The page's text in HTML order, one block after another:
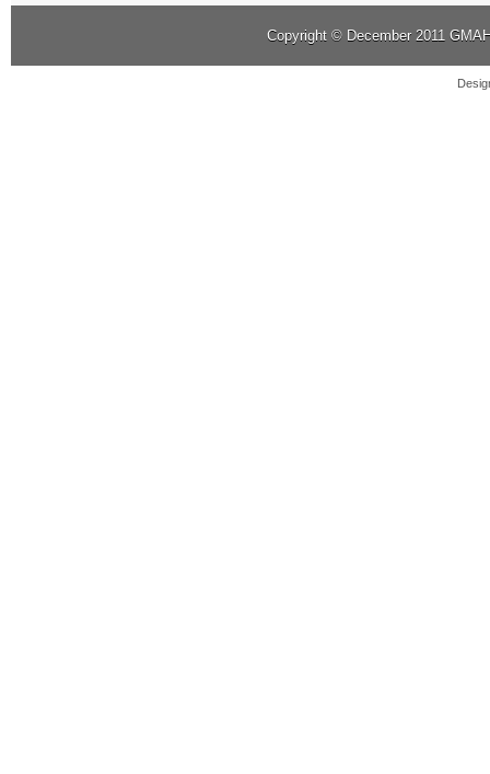
Copyright © December 2011